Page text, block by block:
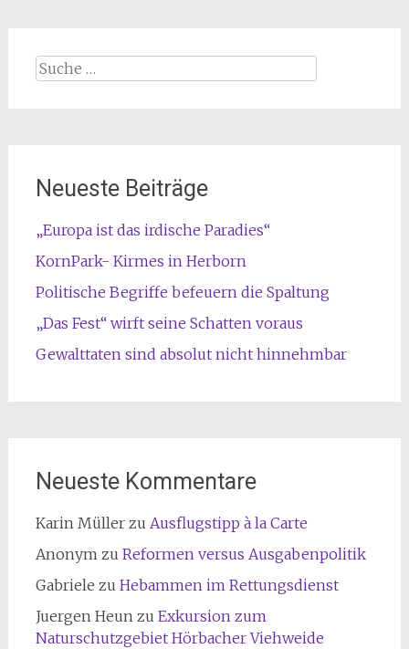
Suche
Neueste Beiträge
„Europa ist das irdische Paradies“
KornPark- Kirmes in Herborn
Politische Begriffe befeuern die Spaltung
„Das Fest“ wirft seine Schatten voraus
Gewalttaten sind absolut nicht hinnehmbar
Neueste Kommentare
Karin Müllerzu Ausflugstipp à la Carte
Anonymzu Reformen versus Ausgabenpolitik
Gabriele zu Hebammen im Rettungsdienst
Juergen Heunzu Exkursion zum
Naturschutzgebiet Hörbacher Viehweide